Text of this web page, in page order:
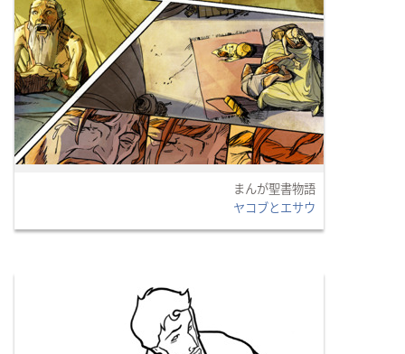
まんが聖書物語
ヤコブとエサウ